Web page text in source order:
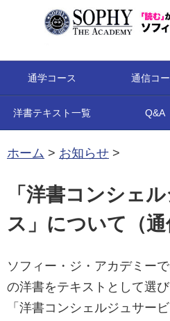
通学コース 通信コ
洋書テキスト一覧 Q&A
ホーム > お知らせ >
「洋書コンシェ
ス」について（通
ソフィー・ジ・アカデミー
の洋書をテキストとして選
「洋書コンシェルジュサー